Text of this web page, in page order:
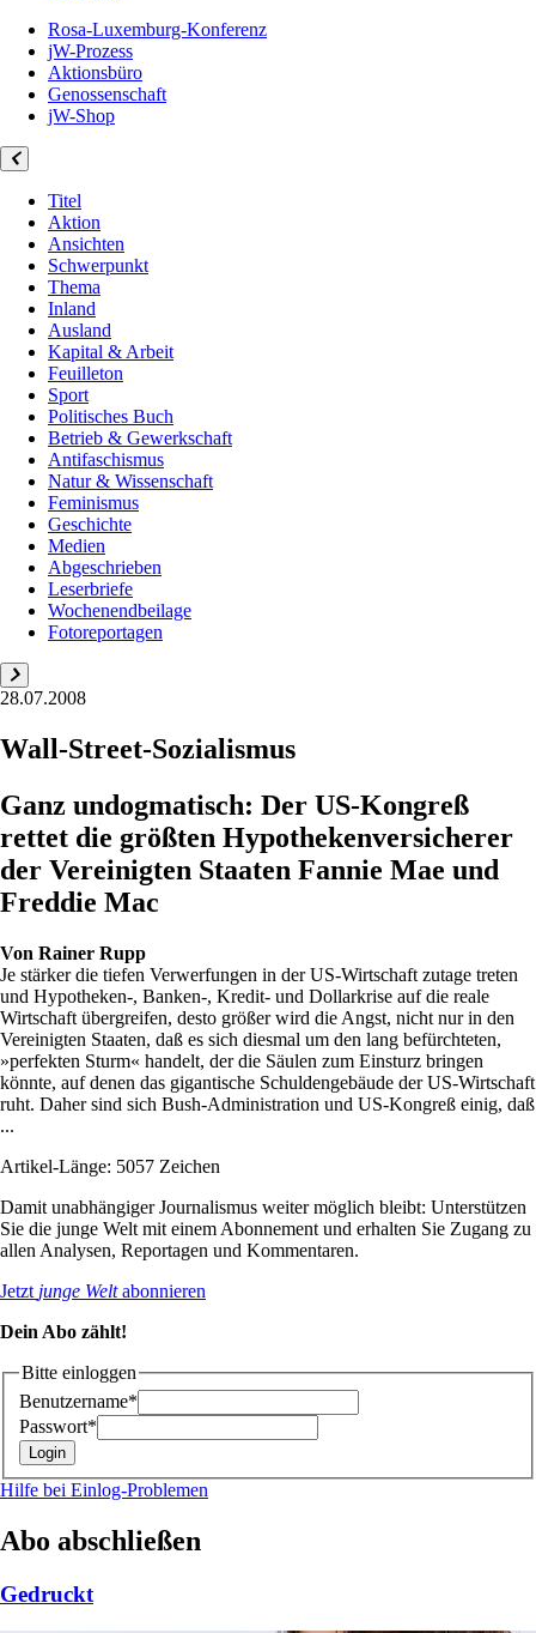
Rosa-Luxemburg-Konferenz
jW-Prozess
Aktionsbüro
Genossenschaft
jW-Shop
Titel
Aktion
Ansichten
Schwerpunkt
Thema
Inland
Ausland
Kapital & Arbeit
Feuilleton
Sport
Politisches Buch
Betrieb & Gewerkschaft
Antifaschismus
Natur & Wissenschaft
Feminismus
Geschichte
Medien
Abgeschrieben
Leserbriefe
Wochenendbeilage
Fotoreportagen
28.07.2008
Wall-Street-Sozialismus
Ganz undogmatisch: Der US-Kongreß
rettet die größten Hypothekenversicherer
der Vereinigten Staaten Fannie Mae und
Freddie Mac
Von Rainer Rupp
Je stärker die tiefen Verwerfungen in der US-Wirtschaft zutage treten
und Hypotheken-, Banken-, Kredit- und Dollarkrise auf die reale
Wirtschaft übergreifen, desto größer wird die Angst, nicht nur in den
Vereinigten Staaten, daß es sich diesmal um den lang befürchteten,
»perfekten Sturm« handelt, der die Säulen zum Einsturz bringen
könnte, auf denen das gigantische Schuldengebäude der US-Wirtschaft
ruht. Daher sind sich Bush-Administration und US-Kongreß einig, daß
...
Artikel-Länge: 5057 Zeichen
Damit unabhängiger Journalismus weiter möglich bleibt: Unterstützen
Sie die junge Welt mit einem Abonnement und erhalten Sie Zugang zu
allen Analysen, Reportagen und Kommentaren.
Jetzt junge Weltabonnieren
Dein Abo zählt!
Bitte einloggen
Benutzername*
Passwort*
Hilfe bei Einlog-Problemen
Abo abschließen
Gedruckt